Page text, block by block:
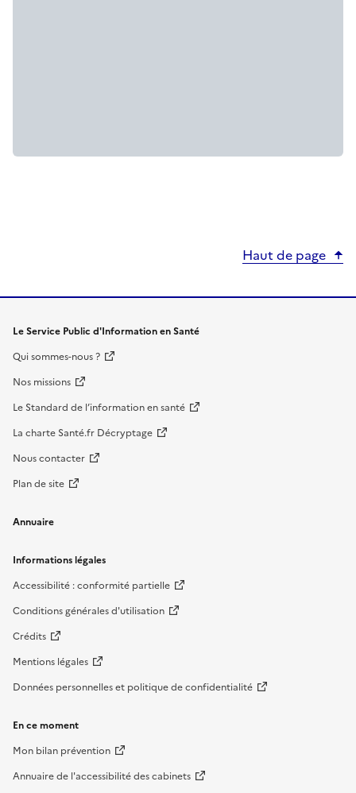
Haut de page
Le Service Public d'Information en Santé
Qui sommes-nous ?
Nos missions
Le Standard de l’information en santé
La charte Santé.fr Décryptage
Nous contacter
Plan de site
Annuaire
Informations légales
Accessibilité : conformité partielle
Conditions générales d'utilisation
Crédits
Mentions légales
Données personnelles et politique de confidentialité
En ce moment
Mon bilan prévention
Annuaire de l'accessibilité des cabinets